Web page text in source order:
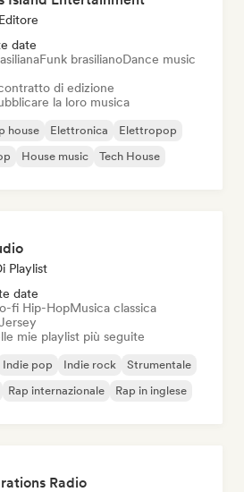
date
Funk brasilianoDance music
di edizione
la loro musica
house Elettronica
Elettropop
House music Tech House
Playlist
date
fi Hip-HopMusica classica
mie playlist più seguite
Indie pop Indie rock
Strumentale
Rap internazionale Rap in inglese
Radio